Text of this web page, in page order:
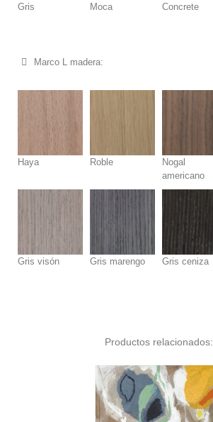
Gris Moca Concrete
Marco L madera:
Haya Roble
Nogal
americano
Gris visón Gris marengo Gris ceniza
Productos relacionados: